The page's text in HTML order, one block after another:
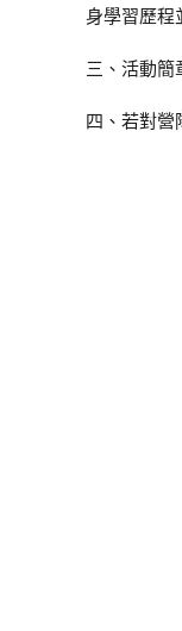
身學習歷程
三、活動簡
四、若對營